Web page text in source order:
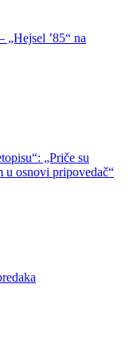
„Hejsel ’85“ na
„Priče su
u osnovi pripovedač“